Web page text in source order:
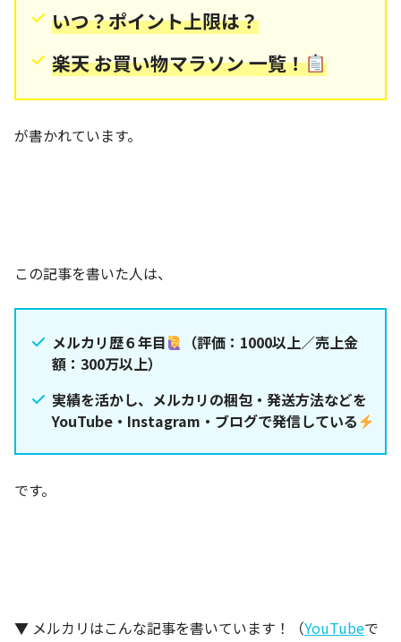
いつ？ポイント上限は？
楽天 お買い物マラソン 一覧！
が書かれています。
この記事を書いた人は、
メルカリ歴６年目
（評価：1000以上／売上金
額：300万以上）
実績を活かし、メルカリの梱包・発送方法などを
YouTube・Instagram・ブログで発信している
です。
▼ メルカリはこんな記事を書いています！（YouTubeで